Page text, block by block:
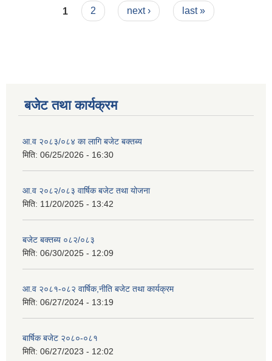
Pages
1 2 next › last »
बजेट तथा कार्यक्रम
आ.व २०८३/०८४ का लागि बजेट बक्तब्य
मिति: 06/25/2026 - 16:30
आ.व २०८२/०८३ वार्षिक बजेट तथा योजना
मिति: 11/20/2025 - 13:42
बजेट बक्तब्य ०८२/०८३
मिति: 06/30/2025 - 12:09
आ.व २०८१-०८२ वार्षिक,नीति बजेट तथा कार्यक्रम
मिति: 06/27/2024 - 13:19
बार्षिक बजेट २०८०-०८१
मिति: 06/27/2023 - 12:02